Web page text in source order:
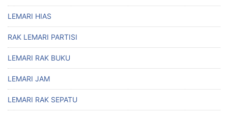
LEMARI HIAS
RAK LEMARI PARTISI
LEMARI RAK BUKU
LEMARI JAM
LEMARI RAK SEPATU